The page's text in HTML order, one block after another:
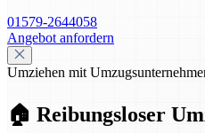
01579-2644058
Angebot anfordern
Umziehen mit
🏠 Reibungsloser